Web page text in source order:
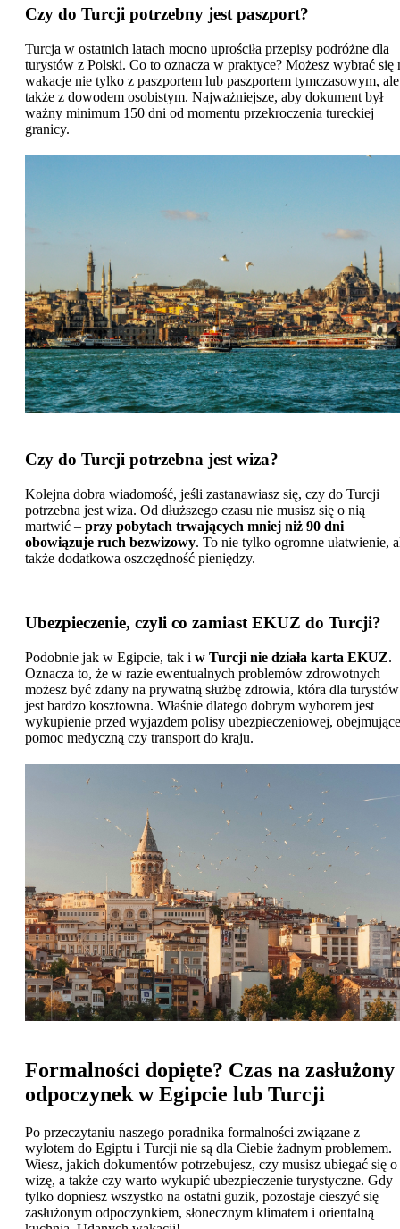
Czy do Turcji potrzebny jest paszport?
Turcja w ostatnich latach mocno uprościła przepisy podróżne dla
turystów z Polski. Co to oznacza w praktyce? Możesz wybrać się
wakacje nie tylko z paszportem lub paszportem tymczasowym, ale
także z dowodem osobistym. Najważniejsze, aby dokument był
ważny minimum 150 dni od momentu przekroczenia tureckiej
granicy.
Czy do Turcji potrzebna jest wiza?
Kolejna dobra wiadomość, jeśli zastanawiasz się, czy do Turcji
potrzebna jest wiza. Od dłuższego czasu nie musisz się o nią
martwić – przy pobytach trwających mniej niż 90 dni
obowiązuje ruch bezwizowy. To nie tylko ogromne ułatwienie,
także dodatkowa oszczędność pieniędzy.
Ubezpieczenie, czyli co zamiast EKUZ do Turcji?
Podobnie jak w Egipcie, tak i w Turcji nie działa karta EKUZ.
Oznacza to, że w razie ewentualnych problemów zdrowotnych
możesz być zdany na prywatną służbę zdrowia, która dla turystów
jest bardzo kosztowna. Właśnie dlatego dobrym wyborem jest
wykupienie przed wyjazdem polisy ubezpieczeniowej,
pomoc medyczną czy transport do kraju.
Formalności dopięte? Czas na zasłużony
odpoczynek w Egipcie lub Turcji
Po przeczytaniu naszego poradnika formalności związane z
wylotem do Egiptu i Turcji nie są dla Ciebie żadnym problemem.
Wiesz, jakich dokumentów potrzebujesz, czy musisz ubiegać się o
wizę, a także czy warto wykupić ubezpieczenie turystyczne. Gdy
tylko dopniesz wszystko na ostatni guzik, pozostaje cieszyć się
zasłużonym odpoczynkiem, słonecznym klimatem i orientalną